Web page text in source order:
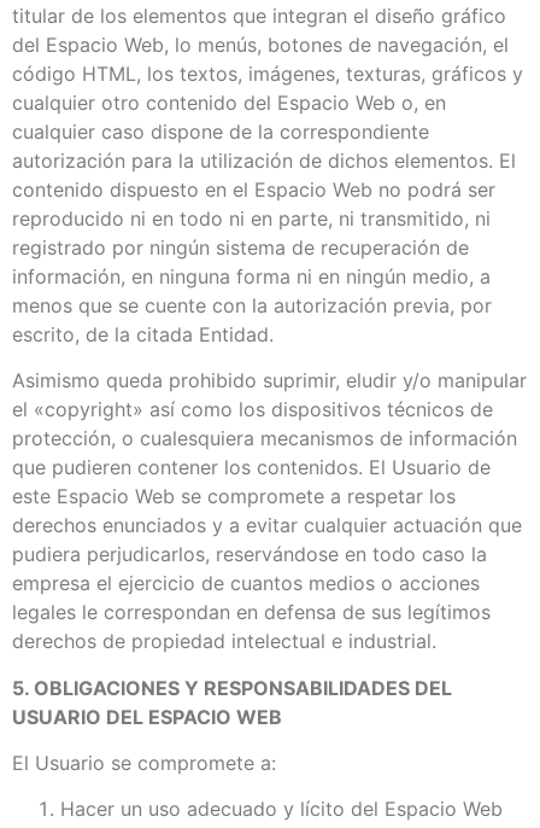
titular de los elementos que integran el diseño gráfico
del Espacio Web, lo menús, botones de navegación, el
código HTML, los textos, imágenes, texturas, gráficos y
cualquier otro contenido del Espacio Web o, en
cualquier caso dispone de la correspondiente
autorización para la utilización de dichos elementos. El
contenido dispuesto en el Espacio Web no podrá ser
reproducido ni en todo ni en parte, ni transmitido, ni
registrado por ningún sistema de recuperación de
información, en ninguna forma ni en ningún medio, a
menos que se cuente con la autorización previa, por
escrito, de la citada Entidad.
Asimismo queda prohibido suprimir, eludir y/o manipular
el «copyright» así como los dispositivos técnicos de
protección, o cualesquiera mecanismos de información
que pudieren contener los contenidos. El Usuario de
este Espacio Web se compromete a respetar los
derechos enunciados y a evitar cualquier actuación que
pudiera perjudicarlos, reservándose en todo caso la
empresa el ejercicio de cuantos medios o acciones
legales le correspondan en defensa de sus legítimos
derechos de propiedad intelectual e industrial.
5. OBLIGACIONES Y RESPONSABILIDADES DEL
USUARIO DEL ESPACIO WEB
El Usuario se compromete a:
Hacer un uso adecuado y lícito del Espacio Web